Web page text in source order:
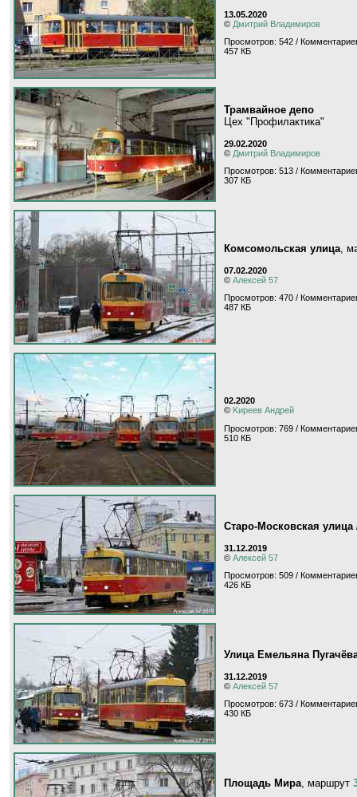
13.05.2020
© Дмитрий Владимиров
Просмотров: 542 /
457 КБ
Трамвайное депо
Цех "Профилактика"
29.02.2020
© Дмитрий Владимиров
Просмотров: 513 /
307 КБ
Комсомольская улица,
07.02.2020
© Алексей 57
Просмотров: 470 /
487 КБ
02.2020
© Kиpeeв Aндpeй
Просмотров: 769 /
510 КБ
Старо-Московская
31.12.2019
© Алексей 57
Просмотров: 509 /
426 КБ
Улица Емельяна
31.12.2019
© Алексей 57
Просмотров: 673 /
430 КБ
Площадь Мира, маршрут